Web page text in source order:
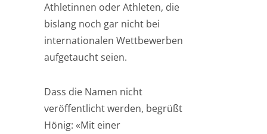
Athletinnen oder Athleten, die
bislang noch gar nicht bei
internationalen Wettbewerben
aufgetaucht seien.
Dass die Namen nicht
veröffentlicht werden, begrüßt
Hönig: «Mit einer